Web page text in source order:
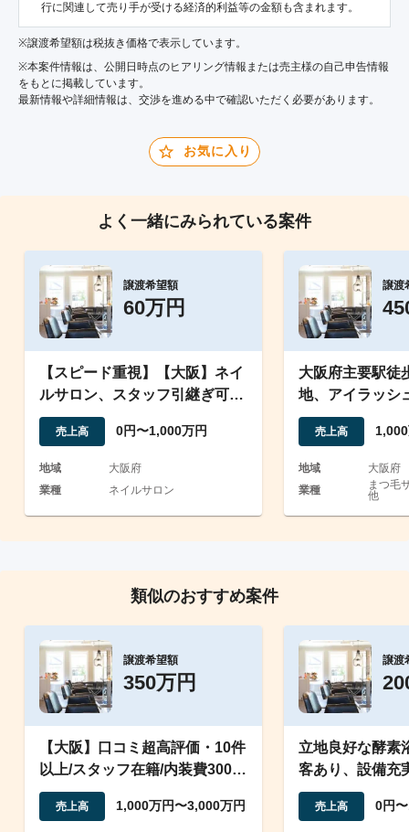
行に関連して売り手が受ける経済的利益等の金額も含まれます。
※譲渡希望額は税抜き価格で表示しています。
※本案件情報は、公開日時点のヒアリング情報または売主様の自己申告情報
をもとに掲載しています。
最新情報や詳細情報は、交渉を進める中で確認いただく必要があります。
お気に入り
よく一緒にみられている案件
譲渡希望額
60万円
【スピード重視】【大阪】ネイ
ルサロン、スタッフ引継ぎ可能/
テコ入れで成長余地大
売上高 0円〜1,000万円
地域
大阪府
業種
ネイルサロン
譲渡
大阪府主要駅徒
地、アイラッシ
毛の黒字複合サ
売上高
地域
大阪府
業種
まつ毛
他
類似のおすすめ案件
譲渡希望額
350万円
【大阪】口コミ超高評価・10件
以上/スタッフ在籍/内装費300万
円/エステサロン
売上高 1,000万円〜3,000万円
譲渡
立地良好な酵素
客あり、設備充
な店舗譲渡
売上高 0円